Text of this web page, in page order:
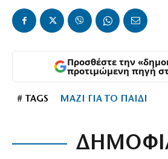
Προσθέστε την
προτιμώμενη πηγή
# TAGS ΜΑΖΙ ΓΙΑ ΤΟ ΠΑΙΔΙ